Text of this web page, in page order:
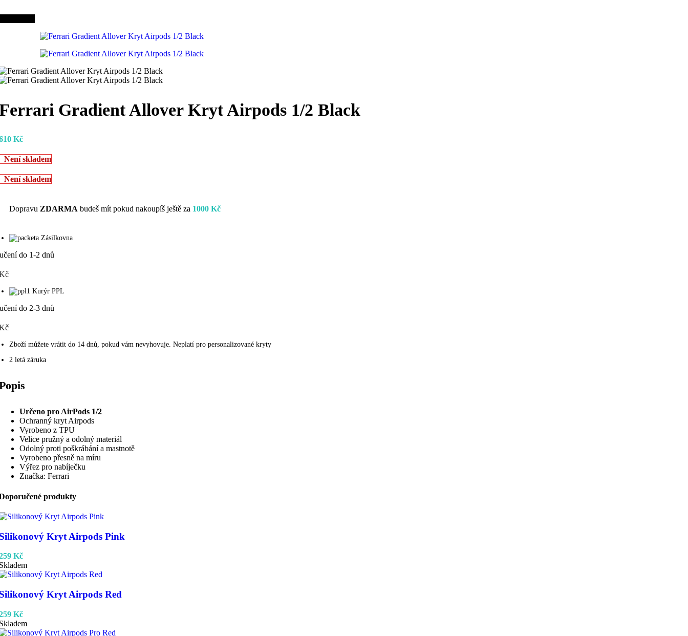
Gradient Allover Kryt Airpods 1/2 Black
Kč
Není skladem
Není skladem
Dopravu ZDARMA budeš mít pokud nakoupíš ještě za 1000 Kč
Zásilkovna
do 1-2 dnů
Kurýr PPL
do 2-3 dnů
Zboží můžete vrátit do 14 dnů, pokud vám nevyhovuje. Neplatí pro personalizované kryty
2 letá záruka
Určeno pro AirPods 1/2
Ochranný kryt Airpods
Vyrobeno z TPU
Velice pružný a odolný materiál
Odolný proti poškrábání a mastnotě
Vyrobeno přesně na míru
Výřez pro nabíječku
Značka: Ferrari
produkty
Kryt Airpods Pink
Kč
Kryt Airpods Red
Kč